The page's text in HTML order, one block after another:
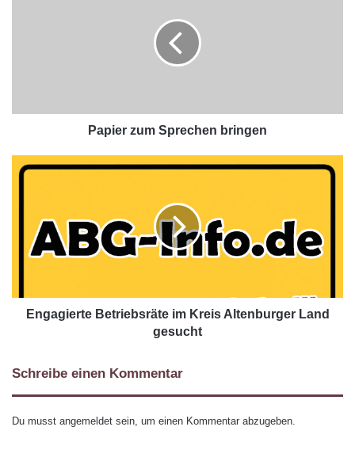
Papier zum Sprechen bringen
Engagierte Betriebsräte im Kreis Altenburger Land
gesucht
Schreibe einen Kommentar
Du musst angemeldet sein, um einen Kommentar abzugeben.